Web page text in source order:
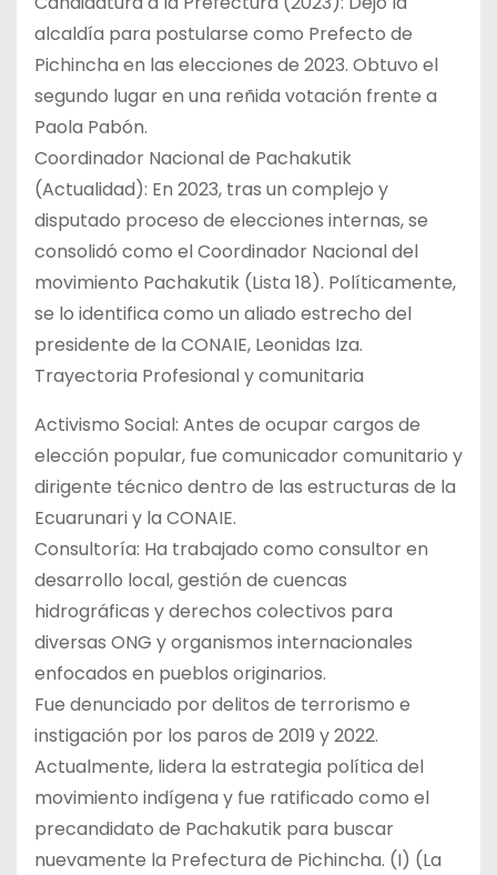
alcaldía para postularse como Prefecto de
Pichincha en las elecciones de 2023. Obtuvo el
segundo lugar en una reñida votación frente a
Paola Pabón.
Coordinador Nacional de Pachakutik
(Actualidad): En 2023, tras un complejo y
disputado proceso de elecciones internas, se
consolidó como el Coordinador Nacional del
movimiento Pachakutik (Lista 18). Políticamente,
se lo identifica como un aliado estrecho del
presidente de la CONAIE, Leonidas Iza.
Trayectoria Profesional y comunitaria
Activismo Social: Antes de ocupar cargos de
elección popular, fue comunicador comunitario y
dirigente técnico dentro de las estructuras de la
Ecuarunari y la CONAIE.
Consultoría: Ha trabajado como consultor en
desarrollo local, gestión de cuencas
hidrográficas y derechos colectivos para
diversas ONG y organismos internacionales
enfocados en pueblos originarios.
Fue denunciado por delitos de terrorismo e
instigación por los paros de 2019 y 2022.
Actualmente, lidera la estrategia política del
movimiento indígena y fue ratificado como el
precandidato de Pachakutik para buscar
nuevamente la Prefectura de Pichincha. (I) (La